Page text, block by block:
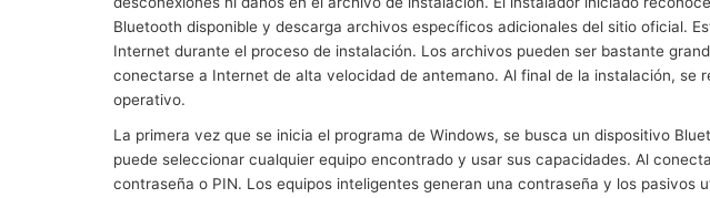
Bluetooth disponible y descarga archivos específicos adicionales del sitio oficial.
Internet durante el proceso de instalación. Los archivos pueden ser bastante
conectarse a Internet de alta velocidad de antemano. Al final de la instalación, se
operativo.
La primera vez que se inicia el programa de Windows, se busca un dispositivo
puede seleccionar cualquier equipo encontrado y usar sus capacidades. Al
contraseña o PIN. Los equipos inteligentes generan una contraseña y los pasivos